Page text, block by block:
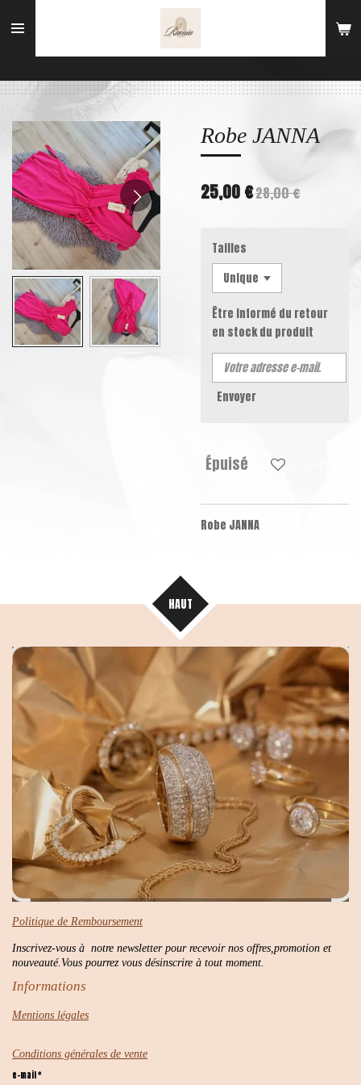
au
Robe JANNA
25,00 €28,00 €
Tailles
Être informé du retour
en stock du produit
Envoyer
Épuisé
Robe JANNA
HAUT
Politique de Remboursement
Inscrivez-vous à notre newsletter pour recevoir nos offres,promotion et
nouveauté.Vous pourrez vous désinscrire à tout moment.
Informations
Mentions légales
Conditions générales de vente
e-mail *